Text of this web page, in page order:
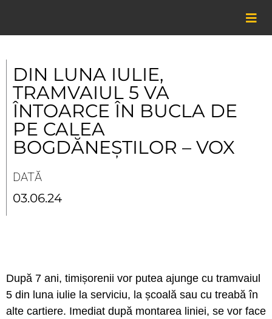
content
DIN LUNA IULIE,
TRAMVAIUL 5 VA
ÎNTOARCE ÎN BUCLA DE
PE CALEA
BOGDĂNEȘTILOR – VOX
DATĂ
03.06.24
După 7 ani, timișorenii vor putea ajunge cu tramvaiul
5 din luna iulie la serviciu, la școală sau cu treabă în
alte cartiere. Imediat după montarea liniei, se vor face